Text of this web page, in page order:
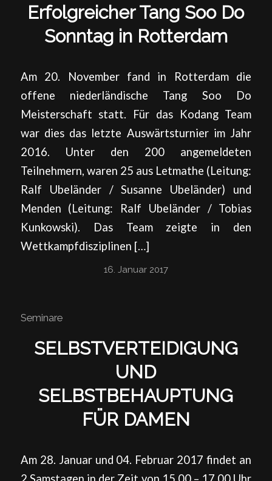
Erfolgreicher Tang Soo Do
Sonntag in Rotterdam
Am 20. November fand in Rotterdam die
offene niederländische Tang Soo Do
Meisterschaft statt. Für das Kodang Team
war dies das letzte Auswärtsturnier im Jahr
2016. Unter den 200 angemeldeten
Teilnehmern, waren 25 aus Letmathe (Leitung:
Ralf Ubeländer / Susanne Ubeländer) und
Menden (Leitung: Ralf Ubeländer / Tobias
Kunkowski). Das Team zeigte in den
Wettkampfdisziplinen […]
16. Januar 2017
Seminare
SELBSTVERTEIDIGUNG
UND
SELBSTBEHAUPTUNG
FÜR DAMEN
Am 28. Januar und 04. Februar 2017 findet an